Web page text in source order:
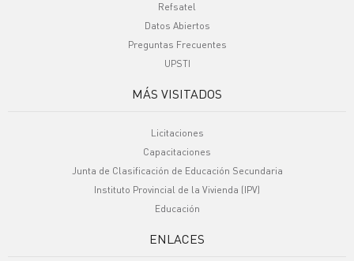
Refsatel
Datos Abiertos
Preguntas Frecuentes
UPSTI
MÁS VISITADOS
Licitaciones
Capacitaciones
Junta de Clasificación de Educación Secundaria
Instituto Provincial de la Vivienda (IPV)
Educación
ENLACES